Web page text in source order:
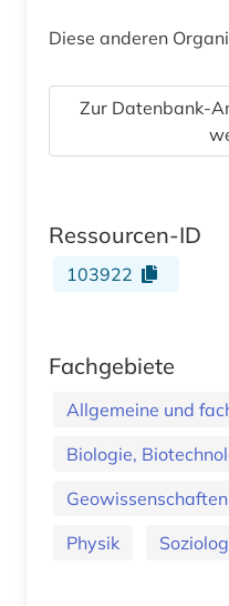
Diese anderen
Zur Datenbank-
Ressourcen-ID
103922
Fachgebiete
Allgemeine und
Biologie,
Geowissenschaften
Physik